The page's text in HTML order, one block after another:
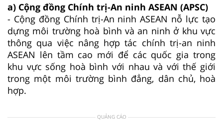
a) Cộng đồng Chính trị-An ninh ASEAN (APSC)
- Cộng đồng Chính trị-An ninh ASEAN nỗ lực tạo
dựng môi trường hoà bình và an ninh ở khu vực
thông qua việc nâng hợp tác chính trị-an ninh
ASEAN lên tầm cao mới để các quốc gia trong
khu vực sống hoà bình với nhau và với thế giới
trong một môi trường bình đẳng, dân chủ, hoà
hợp.
QUẢNG CÁO